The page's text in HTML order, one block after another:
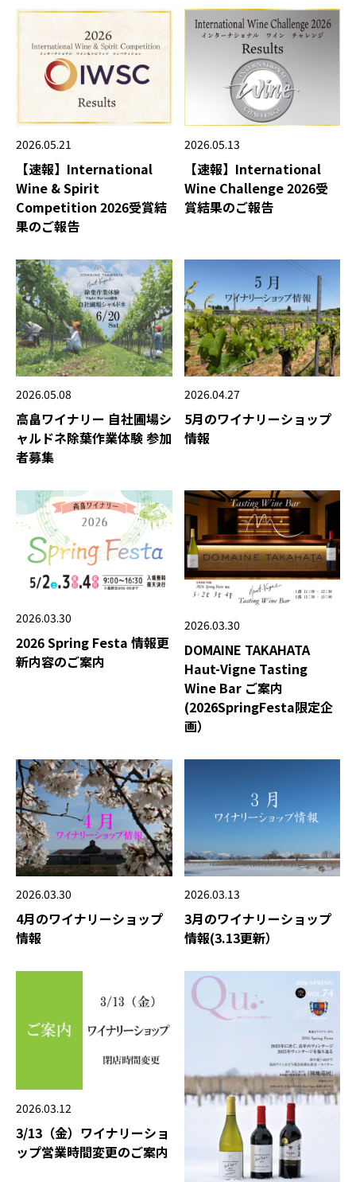
2026.05.21
【速報】International
Wine & Spirit
Competition 2026受賞結
果のご報告
2026.05.13
【速報】International
Wine Challenge 2026受
賞結果のご報告
2026.05.08
高畠ワイナリー 自社圃場シ
ャルドネ除葉作業体験 参加
者募集
2026.04.27
5月のワイナリーショップ
情報
2026.03.30
2026 Spring Festa 情報更
新内容のご案内
2026.03.30
DOMAINE TAKAHATA
Haut-Vigne Tasting
Wine Bar ご案内
(2026SpringFesta限定企
画）
2026.03.30
4月のワイナリーショップ
情報
2026.03.13
3月のワイナリーショップ
情報(3.13更新）
2026.03.12
3/13（金）ワイナリーショ
ップ営業時間変更のご案内